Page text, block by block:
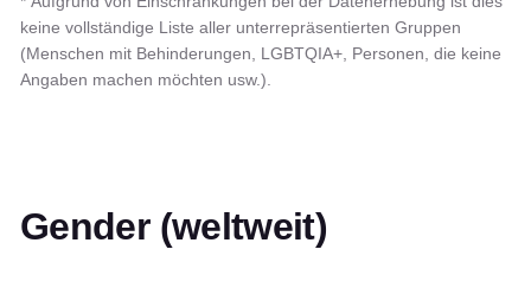
keine vollständige Liste aller unterrepräsentierten Gruppen
(Menschen mit Behinderungen, LGBTQIA+, Personen, die keine
Angaben machen möchten usw.).
Gender (weltweit)